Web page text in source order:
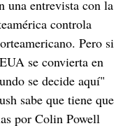
una entrevista con la
controla
Pero si
se convierta en
se decide aquí"
sabe que tiene que
por Colin Powell